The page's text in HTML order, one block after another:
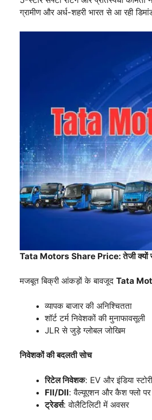
ग्रामीण और अर्ध-शहरी भारत से आ रही
Tata Motors Share Price:तेजीक्यों
मजबूत बिक्री आंकड़ों के बावजूद Tata
व्यापक बाजार की अनिश्चितता
शॉर्ट टर्म निवेशकों की मुनाफावसूली
JLR से जुड़े ग्लोबल जोखिम
निवेशकोंकीबदलतीसोच
रिटेलनिवेशक: EV और इंडिया
FII/DII: वैल्यूएशन और कैश फ्लो
ट्रेडर्स: वोलैटिलिटी में अवसर